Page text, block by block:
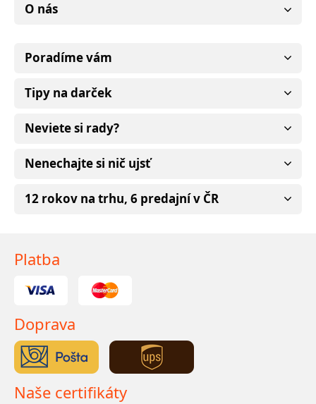
O nás
Poradíme vám
Tipy na darček
Neviete si rady?
Nenechajte si nič ujsť
12 rokov na trhu, 6 predajní v ČR
Platba
Doprava
Naše certifikáty